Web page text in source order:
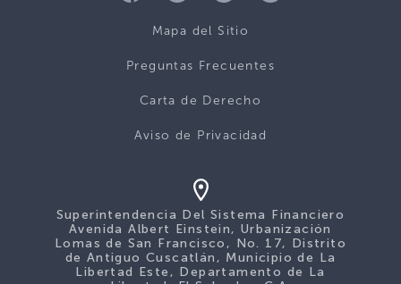
Mapa del Sitio
Preguntas Frecuentes
Carta de Derecho
Aviso de Privacidad
Superintendencia Del Sistema Financiero
Avenida Albert Einstein, Urbanización
Lomas de San Francisco, No. 17, Distrito
de Antiguo Cuscatlán, Municipio de La
Libertad Este, Departamento de La